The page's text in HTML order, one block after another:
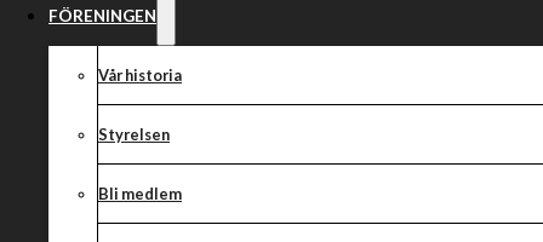
FÖRENINGEN
Vår historia
Styrelsen
Bli medlem